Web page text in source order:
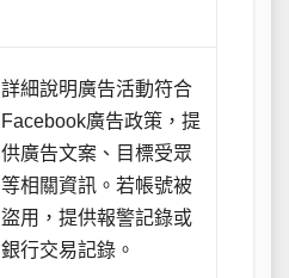
詳細說明廣告活動符合
Facebook廣告政策，提
供廣告文案、目標受眾
等相關資訊。若帳號被
盜用，提供報警記錄或
銀行交易記錄。